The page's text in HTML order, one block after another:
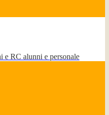
e RC alunni e personale